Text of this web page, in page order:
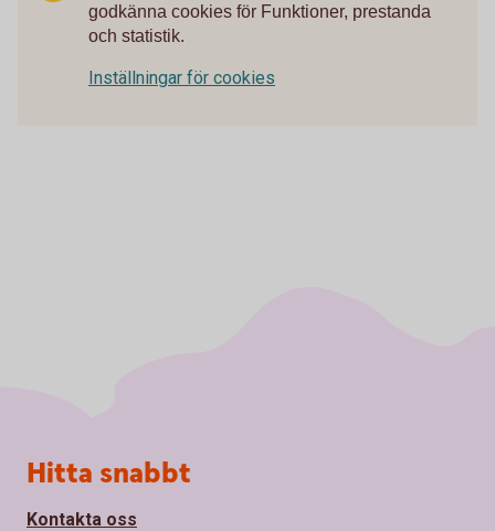
godkänna cookies för Funktioner, prestanda
och statistik.
Inställningar för cookies
Sidfot
Hitta snabbt
Kontakta oss